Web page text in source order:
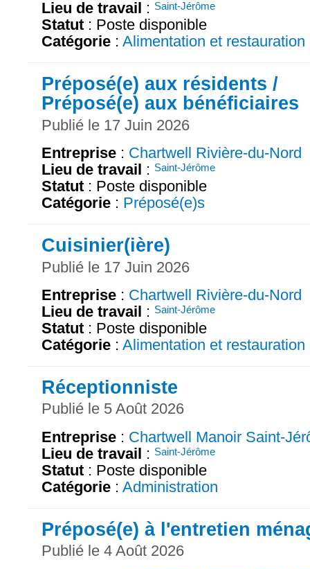
Lieu de travail : Saint-Jérôme
Statut : Poste disponible
Catégorie : Alimentation et restauration
Préposé(e) aux résidents /
Préposé(e) aux bénéficiaires
Publié le 17 Juin 2026
Entreprise : Chartwell Rivière-du-Nord
Lieu de travail : Saint-Jérôme
Statut : Poste disponible
Catégorie : Préposé(e)s
Cuisinier(ière)
Publié le 17 Juin 2026
Entreprise : Chartwell Rivière-du-Nord
Lieu de travail : Saint-Jérôme
Statut : Poste disponible
Catégorie : Alimentation et restauration
Réceptionniste
Publié le 5 Août 2026
Entreprise : Chartwell Manoir Saint-
Lieu de travail : Saint-Jérôme
Statut : Poste disponible
Catégorie : Administration
Préposé(e) à l'entretien
Publié le 4 Août 2026